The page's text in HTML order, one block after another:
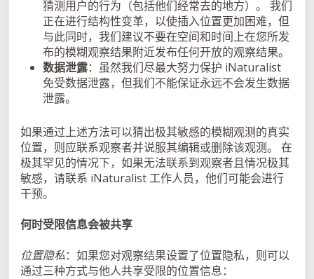
猜测用户的行为（包括他们经常去的地方）。 我们
正在进行结构性变革，以使插入位置更加困难，但
与此同时，我们建议不要在空间和时间上在您所发
布的模糊观察结果附近发布任何开放的观察结果。
数据泄露：虽然我们尽最大努力保护 iNaturalist
免受数据泄露，但我们不能保证永远不会发生数据
泄露。
如果通过上述方法可以猜出极其敏感的模糊观测的真实
位置，则应联系观察者并说服其编辑或删除该观测。 在
极其罕见的情况下，如果无法联系到观察者且情况极其
敏感，请联系 iNaturalist 工作人员，他们可能会进行
干预。
何时受限信息会被共享
位置隐私：如果您对观察结果设置了位置隐私，则可以
通过三种方式与他人共享受限的位置信息：